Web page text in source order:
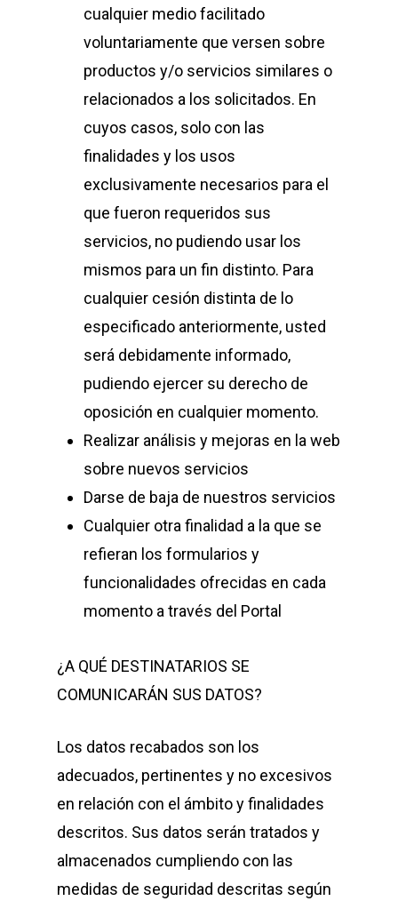
cualquier medio facilitado
voluntariamente que versen sobre
productos y/o servicios similares o
relacionados a los solicitados. En
cuyos casos, solo con las
finalidades y los usos
exclusivamente necesarios para el
que fueron requeridos sus
servicios, no pudiendo usar los
mismos para un fin distinto. Para
cualquier cesión distinta de lo
especificado anteriormente, usted
será debidamente informado,
pudiendo ejercer su derecho de
oposición en cualquier momento.
Realizar análisis y mejoras en la web
sobre nuevos servicios
Darse de baja de nuestros servicios
Cualquier otra finalidad a la que se
refieran los formularios y
funcionalidades ofrecidas en cada
momento a través del Portal
¿A QUÉ DESTINATARIOS SE
COMUNICARÁN SUS DATOS?
Los datos recabados son los
adecuados, pertinentes y no excesivos
en relación con el ámbito y finalidades
descritos. Sus datos serán tratados y
almacenados cumpliendo con las
medidas de seguridad descritas según